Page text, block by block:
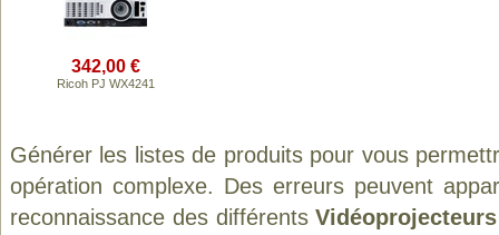
342,00 €
Ricoh PJ WX4241
Générer les listes de produits pour vous
opération complexe. Des erreurs peuvent
reconnaissance des différentsVidéoprojecteurs